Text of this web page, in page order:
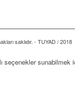
saklıdır. - TUYAD / 2018
seçenekler